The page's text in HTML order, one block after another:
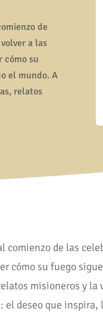
de
a las
cómo su
el mundo. A
relatos
comienzo de las
cómo su fuego
misioneros y
el deseo que